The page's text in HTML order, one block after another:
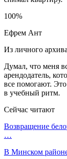
100%
Ефрем Ант
Из личного архива
Думал, что меня
арендодатель,
все помогают.
в учебный ритм.
Сейчас читают
Возвращение
…
В Минском